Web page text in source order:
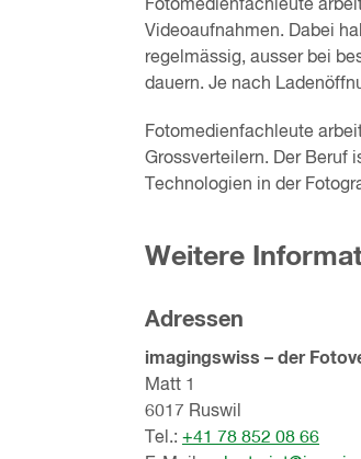
Fotomedienfachleute
Videoaufnahmen. Dabei
regelmässig, ausser bei
dauern. Je nach
Fotomedienfachleute
Grossverteilern. Der Beruf
Technologien in der
Weitere
Adressen
imagingswiss – der
Matt 1
6017 Ruswil
Tel.: +41 78 852 08 66